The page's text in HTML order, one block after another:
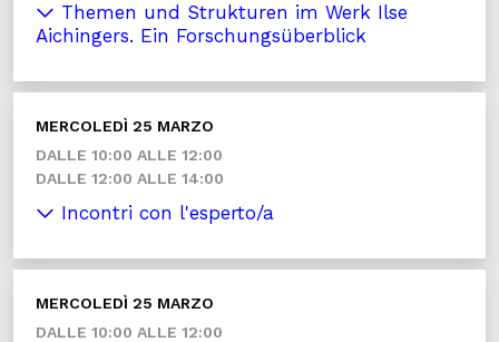
Themen und Strukturen im Werk Ilse
Aichingers. Ein Forschungsüberblick
MERCOLEDÌ 25 MARZO
DALLE 10:00 ALLE 12:00
DALLE 12:00 ALLE 14:00
Incontri con l'esperto/a
MERCOLEDÌ 25 MARZO
DALLE 10:00 ALLE 12:00